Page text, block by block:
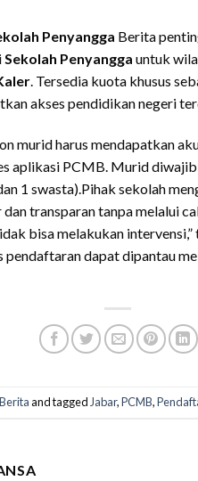
Penyangga Berita
Sekolah Penyangga untuk
. Tersedia kuota khusus
akses pendidikan negeri
murid harus mendapatkan
aplikasi PCMB. Murid
1 swasta).Pihak sekolah
transparan tanpa melalui
bisa melakukan
dapat dipantau
Beritaand tagged Jabar,PCMB,